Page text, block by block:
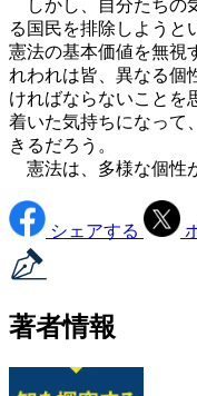
しかし、自分たちの
る国民を排除しようと
憲法の基本価値を無視
れわれは皆、異なる個
ければならないことを
着いた気持ちになって
きるだろう。
憲法は、多様な個性
シェアする
著者情報